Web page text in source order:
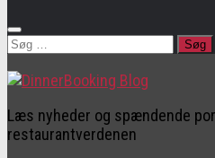
Søg
Læs nyheder og spændende
restaurantverdenen